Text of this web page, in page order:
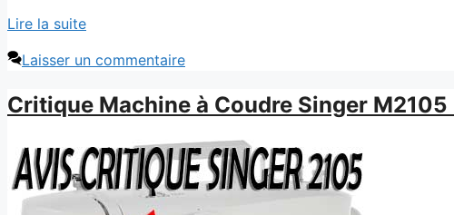
Lire la suite
Laisser un commentaire
Critique Machine à Coudre Singer